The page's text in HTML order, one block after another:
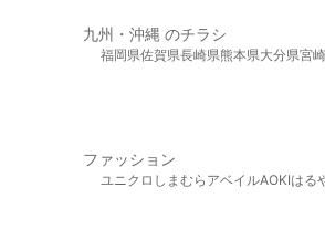
九州・沖縄 のチラシ
福岡県佐賀県長崎県熊本県大分県宮
ファッション
ユニクロ しまむら アベイルAOKIはる